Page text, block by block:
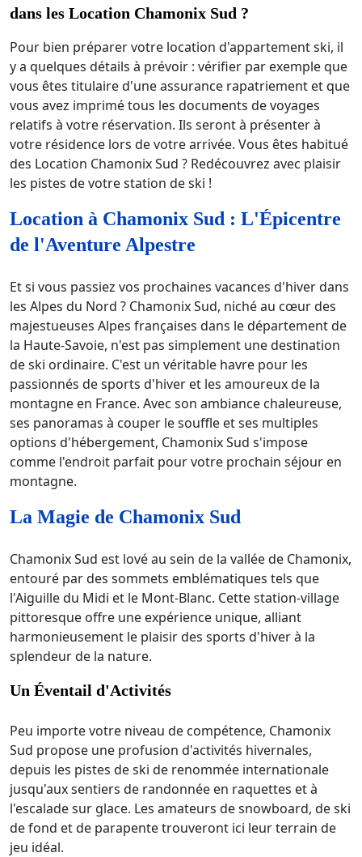
dans les Location Chamonix Sud ?
Pour bien préparer votre location d'appartement ski, il
y a quelques détails à prévoir : vérifier par exemple que
vous êtes titulaire d'une assurance rapatriement et que
vous avez imprimé tous les documents de voyages
relatifs à votre réservation. Ils seront à présenter à
votre résidence lors de votre arrivée. Vous êtes habitué
des Location Chamonix Sud ? Redécouvrez avec plaisir
les pistes de votre station de ski !
Location à Chamonix Sud : L'Épicentre
de l'Aventure Alpestre
Et si vous passiez vos prochaines vacances d'hiver dans
les Alpes du Nord ? Chamonix Sud, niché au cœur des
majestueuses Alpes françaises dans le département de
la Haute-Savoie, n'est pas simplement une destination
de ski ordinaire. C'est un véritable havre pour les
passionnés de sports d'hiver et les amoureux de la
montagne en France. Avec son ambiance chaleureuse,
ses panoramas à couper le souffle et ses multiples
options d'hébergement, Chamonix Sud s'impose
comme l'endroit parfait pour votre prochain séjour en
montagne.
La Magie de Chamonix Sud
Chamonix Sud est lové au sein de la vallée de Chamonix,
entouré par des sommets emblématiques tels que
l'Aiguille du Midi et le Mont-Blanc. Cette station-village
pittoresque offre une expérience unique, alliant
harmonieusement le plaisir des sports d'hiver à la
splendeur de la nature.
Un Éventail d'Activités
Peu importe votre niveau de compétence, Chamonix
Sud propose une profusion d'activités hivernales,
depuis les pistes de ski de renommée internationale
jusqu'aux sentiers de randonnée en raquettes et à
l'escalade sur glace. Les amateurs de snowboard, de ski
de fond et de parapente trouveront ici leur terrain de
jeu idéal.